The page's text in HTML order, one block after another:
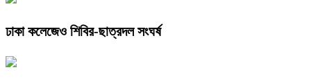
ঢাকা কলেজেও শিবির-ছাত্রদল সংঘর্ষ